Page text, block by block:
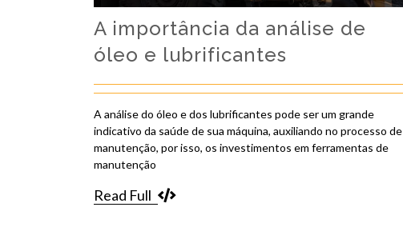
A importância da análise de
óleo e lubrificantes
A análise do óleo e dos lubrificantes pode ser um grande
indicativo da saúde de sua máquina, auxiliando no processo de
manutenção, por isso, os investimentos em ferramentas de
manutenção
Read Full